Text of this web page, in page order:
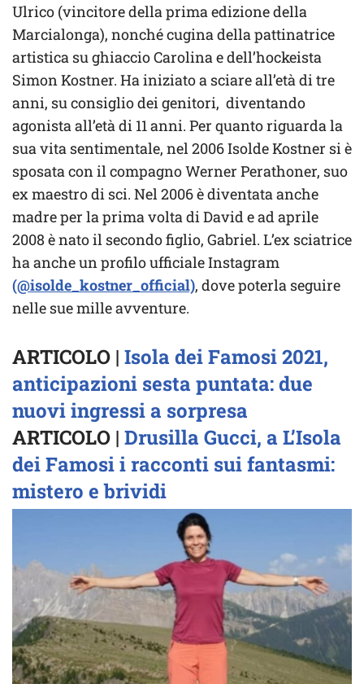
Ulrico (vincitore della prima edizione della
Marcialonga), nonché cugina della pattinatrice
artistica su ghiaccio Carolina e dell’hockeista
Simon Kostner. Ha iniziato a sciare all’età di tre
anni, su consiglio dei genitori, diventando
agonista all’età di 11 anni. Per quanto riguarda la
sua vita sentimentale, nel 2006 Isolde Kostner si è
sposata con il compagno Werner Perathoner, suo
ex maestro di sci. Nel 2006 è diventata anche
madre per la prima volta di David e ad aprile
2008 è nato il secondo figlio, Gabriel. L’ex sciatrice
ha anche un profilo ufficiale Instagram
(@isolde_kostner_official), dove poterla seguire
nelle sue mille avventure.
ARTICOLO | Isola dei Famosi 2021,
anticipazioni sesta puntata: due
nuovi ingressi a sorpresa
ARTICOLO | Drusilla Gucci, a L’Isola
dei Famosi i racconti sui fantasmi:
mistero e brividi